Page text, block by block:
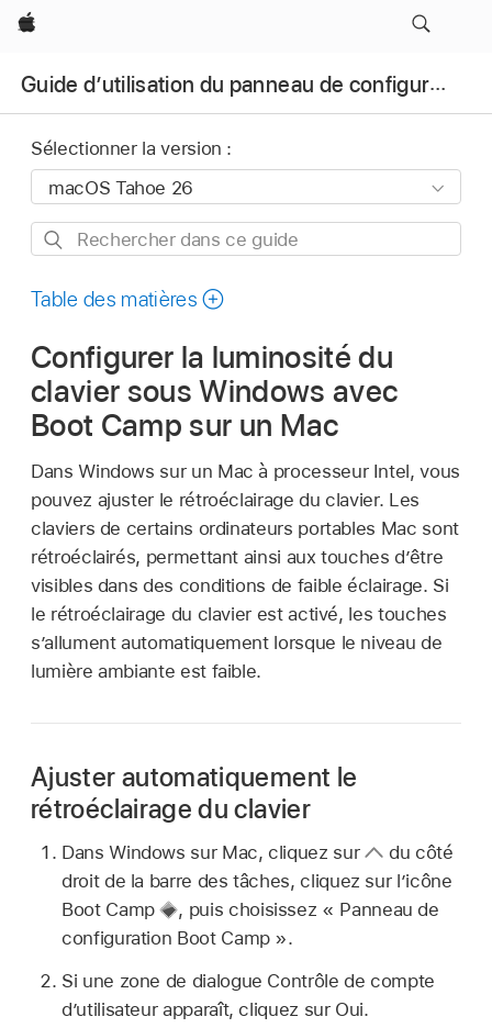
Apple
Guide d’utilisation du panneau de configuration Boot Camp
Sélectionner la version :
Rechercher
ce
Table des matières
Configurer la luminosité du
clavier sous Windows avec
Boot Camp sur un Mac
Dans Windows sur un Mac à processeur Intel, vous
pouvez ajuster le rétroéclairage du clavier. Les
claviers de certains ordinateurs portables Mac sont
rétroéclairés, permettant ainsi aux touches d’être
visibles dans des conditions de faible éclairage. Si
le rétroéclairage du clavier est activé, les touches
s’allument automatiquement lorsque le niveau de
lumière ambiante est faible.
Ajuster automatiquement le
rétroéclairage du clavier
Dans Windows sur Mac, cliquez sur
du côté
droit de la barre des tâches, cliquez sur l’icône
Boot Camp
, puis choisissez « Panneau de
configuration Boot Camp ».
Si une zone de dialogue Contrôle de compte
d’utilisateur apparaît, cliquez sur Oui.